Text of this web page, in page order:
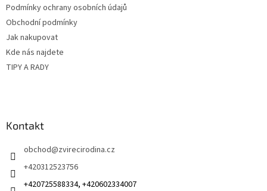
Podmínky ochrany osobních údajů
Obchodní podmínky
Jak nakupovat
Kde nás najdete
TIPY A RADY
Kontakt
obchod@zvirecirodina.cz
+420312523756
+420725588334, +420602334007